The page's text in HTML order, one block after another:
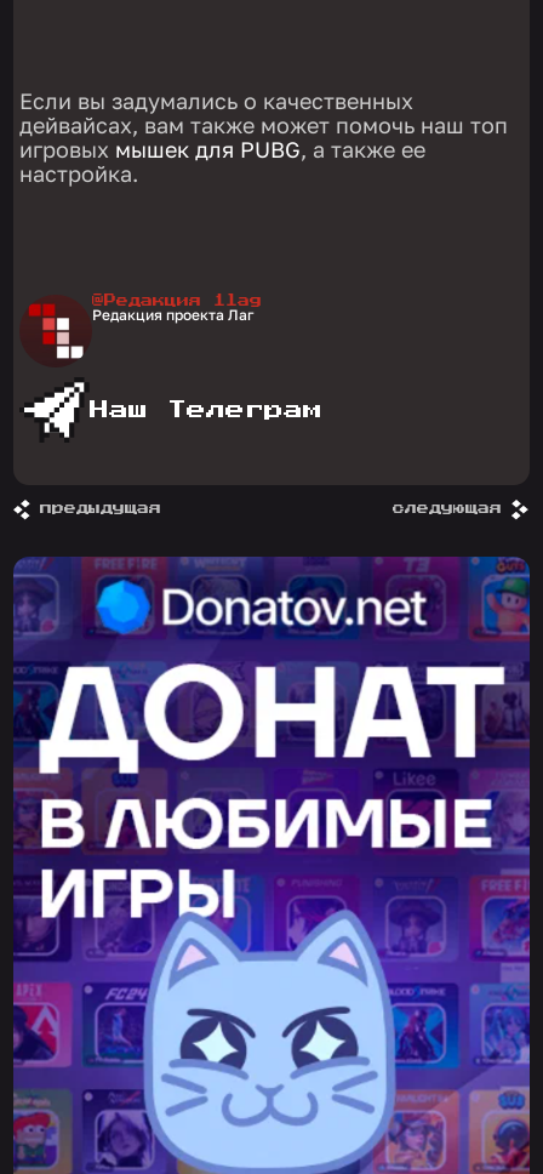
Если вы задумались о качественных
дейвайсах, вам также может помочь наш топ
игровых мышек для PUBG, а также ее
настройка.
@Редакция 1lag
Редакция проекта Лаг
Наш Телеграм
предыдущая следующая